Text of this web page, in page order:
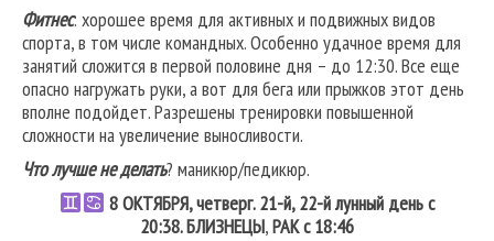
Фитнес: хорошее время для активных и подвижных видов
спорта, в том числе командных. Особенно удачное время для
занятий сложится в первой половине дня – до 12:30. Все еще
опасно нагружать руки, а вот для бега или прыжков этот день
вполне подойдет. Разрешены тренировки повышенной
сложности на увеличение выносливости.
Что лучше не делать? маникюр/педикюр.
8 ОКТЯБРЯ, четверг. 21-й, 22-й лунный день с
20:38.БЛИЗНЕЦЫ,РАКс 18:46